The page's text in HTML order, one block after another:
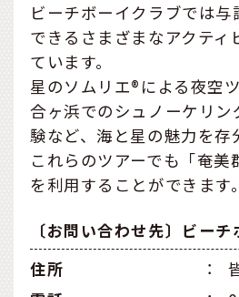
ビーチボーイクラブでは
できるさまざまなアクティ
ています。
星のソムリエ®による夜空
合ヶ浜でのシュノーケリン
験など、海と星の魅力を存
これらのツアーでも「奄美
を利用することができます。
〔お問い合わせ先〕ビー
住所
：